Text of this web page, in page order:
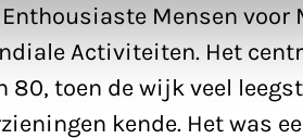
Mensen voor
Activiteiten. Het
80, toen de wijk veel
kende. Het was